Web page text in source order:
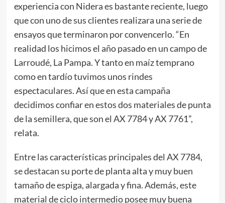
experiencia con Nidera es bastante reciente, luego
que con uno de sus clientes realizara una serie de
ensayos que terminaron por convencerlo. “En
realidad los hicimos el año pasado en un campo de
Larroudé, La Pampa. Y tanto en maíz temprano
como en tardío tuvimos unos rindes
espectaculares. Así que en esta campaña
decidimos confiar en estos dos materiales de punta
de la semillera, que son el AX 7784 y AX 7761”,
relata.
Entre las características principales del AX 7784,
se destacan su porte de planta alta y muy buen
tamaño de espiga, alargada y fina. Además, este
material de ciclo intermedio posee muy buena